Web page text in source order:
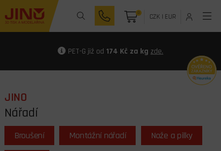
0 CZK| EUR
PET-G již od 174 Kč za kg zde.
JINO
Nářadí
Broušení Montážní nářadí Nože a pilky